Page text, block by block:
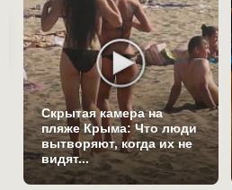
Скрытая камера на
пляже Крыма: Что люди
вытворяют, когда их не
видят...